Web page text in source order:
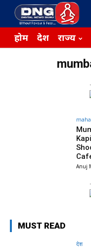
होम देश राज्य
Anuj
MUST READ
देश